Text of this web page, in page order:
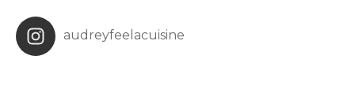
audreyfeelacuisine